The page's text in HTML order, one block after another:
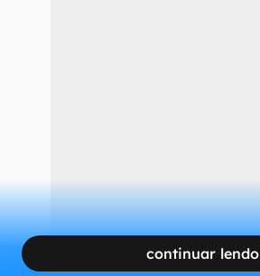
continuar lendo